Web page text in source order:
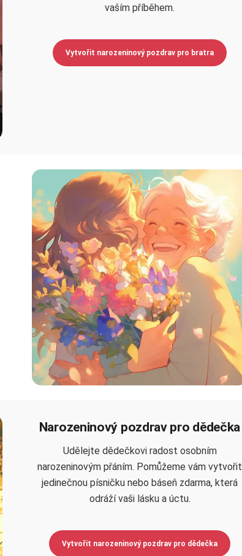
vaším příběhem.
Vytvořit narozeninový pozdrav pro bratra
Narozeninový pozdrav pro dědečka
Udělejte dědečkovi radost osobním
narozeninovým přáním. Pomůžeme vám vytvořit
jedinečnou písničku nebo báseň zdarma, která
odráží vaši lásku a úctu.
Vytvořit narozeninový pozdrav pro dědečka